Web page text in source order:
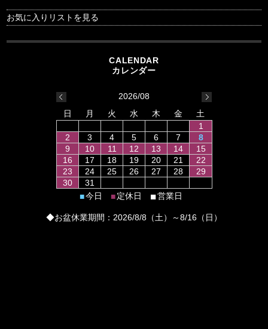
お気に入りリストを見る
2026/08
日
月 火 水 木 金
土
1
2
3 4 5 6 7
8
9
10 11 12 13 14
15
16
17 18 19 20 21
22
23
24 25 26 27 28
29
30
31
■今日 ■定休日 ■営業日
◆お盆休業期間：2026/8/8（土）～8/16（日）